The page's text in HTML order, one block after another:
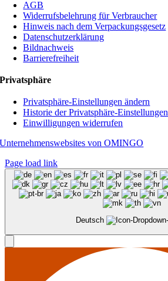
AGB
Widerrufsbelehrung für Verbraucher
Hinweis nach dem Verpackungsgesetz
Datenschutzerklärung
Bildnachweis
Barrierefreiheit
Privatsphäre
Privatsphäre-Einstellungen ändern
Historie der Privatsphäre-Einstellungen
Einwilligungen widerrufen
Unternehmenswebsites von OMINGO
Page load link
Deutsch